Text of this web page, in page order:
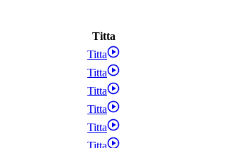
Titta
Titta
Titta
Titta
Titta
Titta